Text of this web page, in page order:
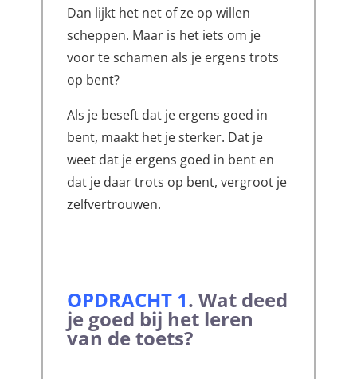
Dan lijkt het net of ze op willen
scheppen. Maar is het iets om je
voor te schamen als je ergens trots
op bent?
Als je beseft dat je ergens goed in
bent, maakt het je sterker. Dat je
weet dat je ergens goed in bent en
dat je daar trots op bent, vergroot je
zelfvertrouwen.
OPDRACHT 1.Wat deed
je goed bij het leren
van de toets?